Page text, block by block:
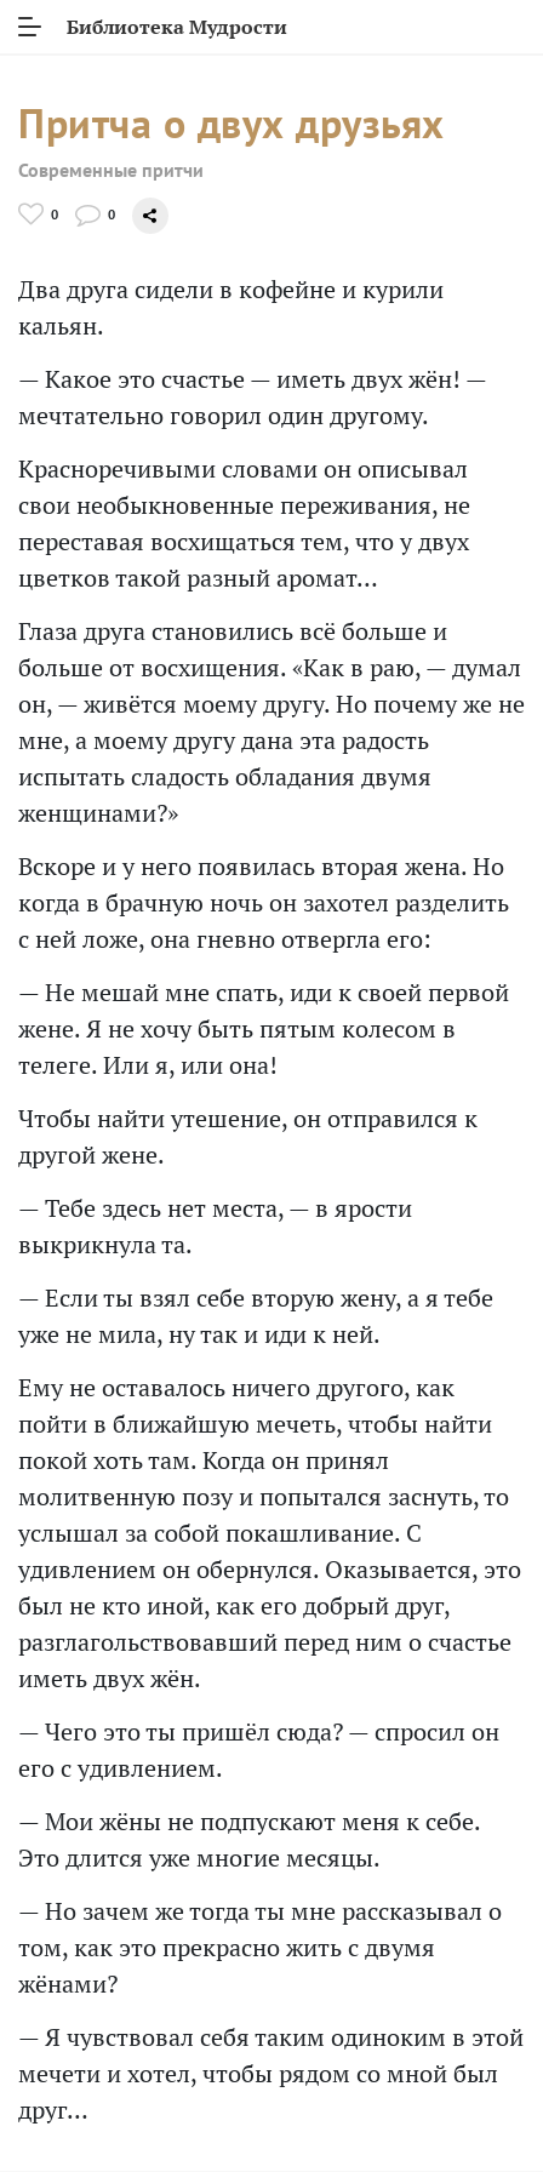
Библиотека Мудрости
Притча о двух друзьях
Современные притчи
0 0
Два друга сидели в кофейне и курили
кальян.
— Какое это счастье — иметь двух жён! —
мечтательно говорил один другому.
Красноречивыми словами он описывал
свои необыкновенные переживания, не
переставая восхищаться тем, что у двух
цветков такой разный аромат…
Глаза друга становились всё больше и
больше от восхищения. «Как в раю, — думал
он, — живётся моему другу. Но почему же не
мне, а моему другу дана эта радость
испытать сладость обладания двумя
женщинами?»
Вскоре и у него появилась вторая жена. Но
когда в брачную ночь он захотел разделить
с ней ложе, она гневно отвергла его:
— Не мешай мне спать, иди к своей первой
жене. Я не хочу быть пятым колесом в
телеге. Или я, или она!
Чтобы найти утешение, он отправился к
другой жене.
— Тебе здесь нет места, — в ярости
выкрикнула та.
— Если ты взял себе вторую жену, а я тебе
уже не мила, ну так и иди к ней.
Ему не оставалось ничего другого, как
пойти в ближайшую мечеть, чтобы найти
покой хоть там. Когда он принял
молитвенную позу и попытался заснуть, то
услышал за собой покашливание. С
удивлением он обернулся. Оказывается, это
был не кто иной, как его добрый друг,
разглагольствовавший перед ним о счастье
иметь двух жён.
— Чего это ты пришёл сюда? — спросил он
его с удивлением.
— Мои жёны не подпускают меня к себе.
Это длится уже многие месяцы.
— Но зачем же тогда ты мне рассказывал о
том, как это прекрасно жить с двумя
жёнами?
— Я чувствовал себя таким одиноким в этой
мечети и хотел, чтобы рядом со мной был
друг…